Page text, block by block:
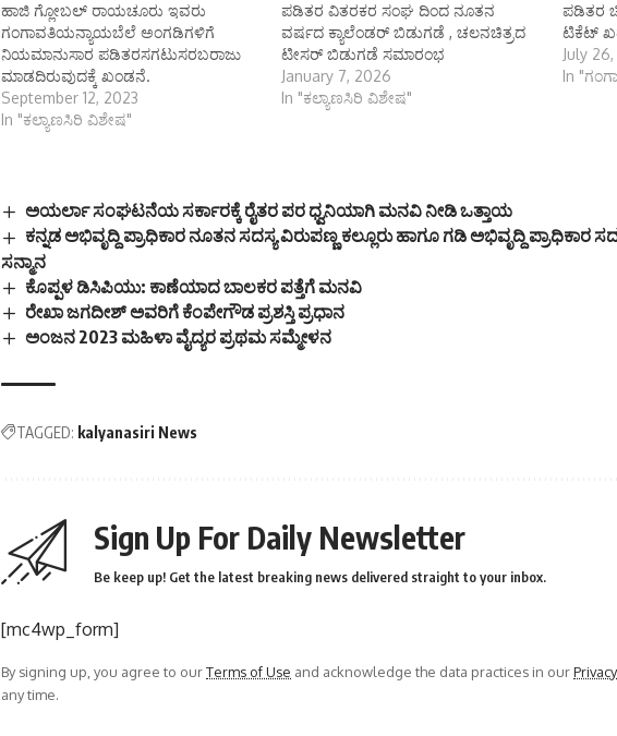
ಹಾಜಿ ಗ್ಲೋಬಲ್ ರಾಯಚೂರು ಇವರು
ಗಂಗಾವತಿಯನ್ಯಾಯಬೆಲೆ ಅಂಗಡಿಗಳಿಗೆ
ನಿಯಮಾನುಸಾರ ಪಡಿತರಸಗಟುಸರಬರಾಜು
ಮಾಡದಿರುವುದಕ್ಕೆ ಖಂಡನೆ.
September 12, 2023
In "ಕಲ್ಯಾಣಸಿರಿ ವಿಶೇಷ"
ಪಡಿತರ ವಿತರಕರ ಸಂಘ ದಿಂದ ನೂತನ
ವರ್ಷದ ಕ್ಯಾಲೆಂಡರ್ ಬಿಡುಗಡೆ , ಚಲನಚಿತ್ರದ
ಟೀಸರ್ ಬಿಡುಗಡೆ ಸಮಾರಂಭ
January 7, 2026
In "ಕಲ್ಯಾಣಸಿರಿ ವಿಶೇಷ"
ಪಡಿತರ
ಟಿಕೆಟ್
July
In
ಅಯರ್ಲಾ ಸಂಘಟನೆಯ ಸರ್ಕಾರಕ್ಕೆ ರೈತರ ಪರ ಧ್ವನಿಯಾಗಿ ಮನವಿ ನೀಡಿ ಒತ್ತಾಯ
ಕನ್ನಡ ಅಭಿವೃದ್ದಿ ಪ್ರಾಧಿಕಾರ ನೂತನ ಸದಸ್ಯ ವಿರುಪಣ್ಣ ಕಲ್ಲೂರು ಹಾಗೂ ಗಡಿ ಅಭಿವೃದ್ದಿ ಪ್ರಾಧಿಕಾರ
ಸನ್ಮಾನ
ಕೊಪ್ಪಳ ಡಿಸಿಪಿಯು: ಕಾಣೆಯಾದ ಬಾಲಕರ ಪತ್ತೆಗೆ ಮನವಿ
ರೇಖಾ ಜಗದೀಶ್ ಅವರಿಗೆ ಕೆಂಪೇಗೌಡ ಪ್ರಶಸ್ತಿ ಪ್ರಧಾನ
ಅಂಜನ 2023 ಮಹಿಳಾ ವೈದ್ಯರ ಪ್ರಥಮ ಸಮ್ಮೇಳನ
TAGGED: kalyanasiri News
Sign Up For Daily Newsletter
Be keep up! Get the latest breaking news delivered straight to your inbox.
[mc4wp_form]
By signing up, you agree to ourTerms of Use and acknowledge the data practices in our
any time.